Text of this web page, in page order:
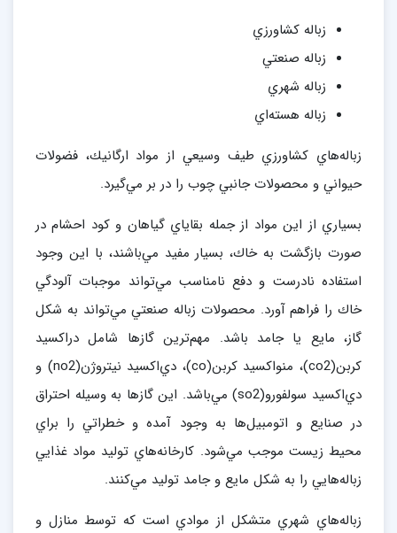
زباله كشاورزي
زباله صنعتي
زباله شهري
زباله هسته‌اي
زباله‌هاي كشاورزي طيف وسيعي از مواد ارگانيك، فضولات
حيواني و محصولات جانبي چوب را در بر مي‌گيرد.
بسياري از اين مواد از جمله بقاياي گياهان و كود احشام در
صورت بازگشت به خاك، بسيار مفيد مي‌باشند، با اين وجود
استفاده نادرست و دفع نامناسب مي‌تواند موجبات آلودگي
خاك را فراهم آورد. محصولات زباله صنعتي مي‌تواند به شكل
گاز، مايع يا جامد باشد. مهم‌ترين گازها شامل دراكسيد
كربن(co2)، منواكسيد كربن(co)، دي‌اكسيد نيتروژن(no2) و
دي‌اكسيد سولفورو(so2) مي‌باشد. اين گازها به وسيله احتراق
در صنايع و اتومبيل‌ها به وجود آمده و خطراتي را براي
محيط زيست موجب مي‌شود. كارخانه‌هاي توليد مواد غذايي
زباله‌هايي را به شكل مايع و جامد توليد مي‌كنند.
زباله‌هاي شهري متشكل از موادي است كه توسط منازل و